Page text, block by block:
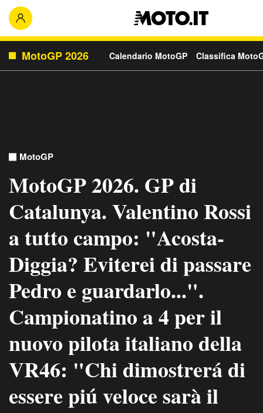
MotoGP 2026 Calendario MotoGP Classifica
MotoGP
MotoGP 2026. GP di
Catalunya. Valentino Rossi
a tutto campo: "Acosta-
Diggia? Eviterei di passare
Pedro e guardarlo...".
Campionatino a 4 per il
nuovo pilota italiano della
VR46: "Chi dimostrerá di
essere piú veloce sarà il